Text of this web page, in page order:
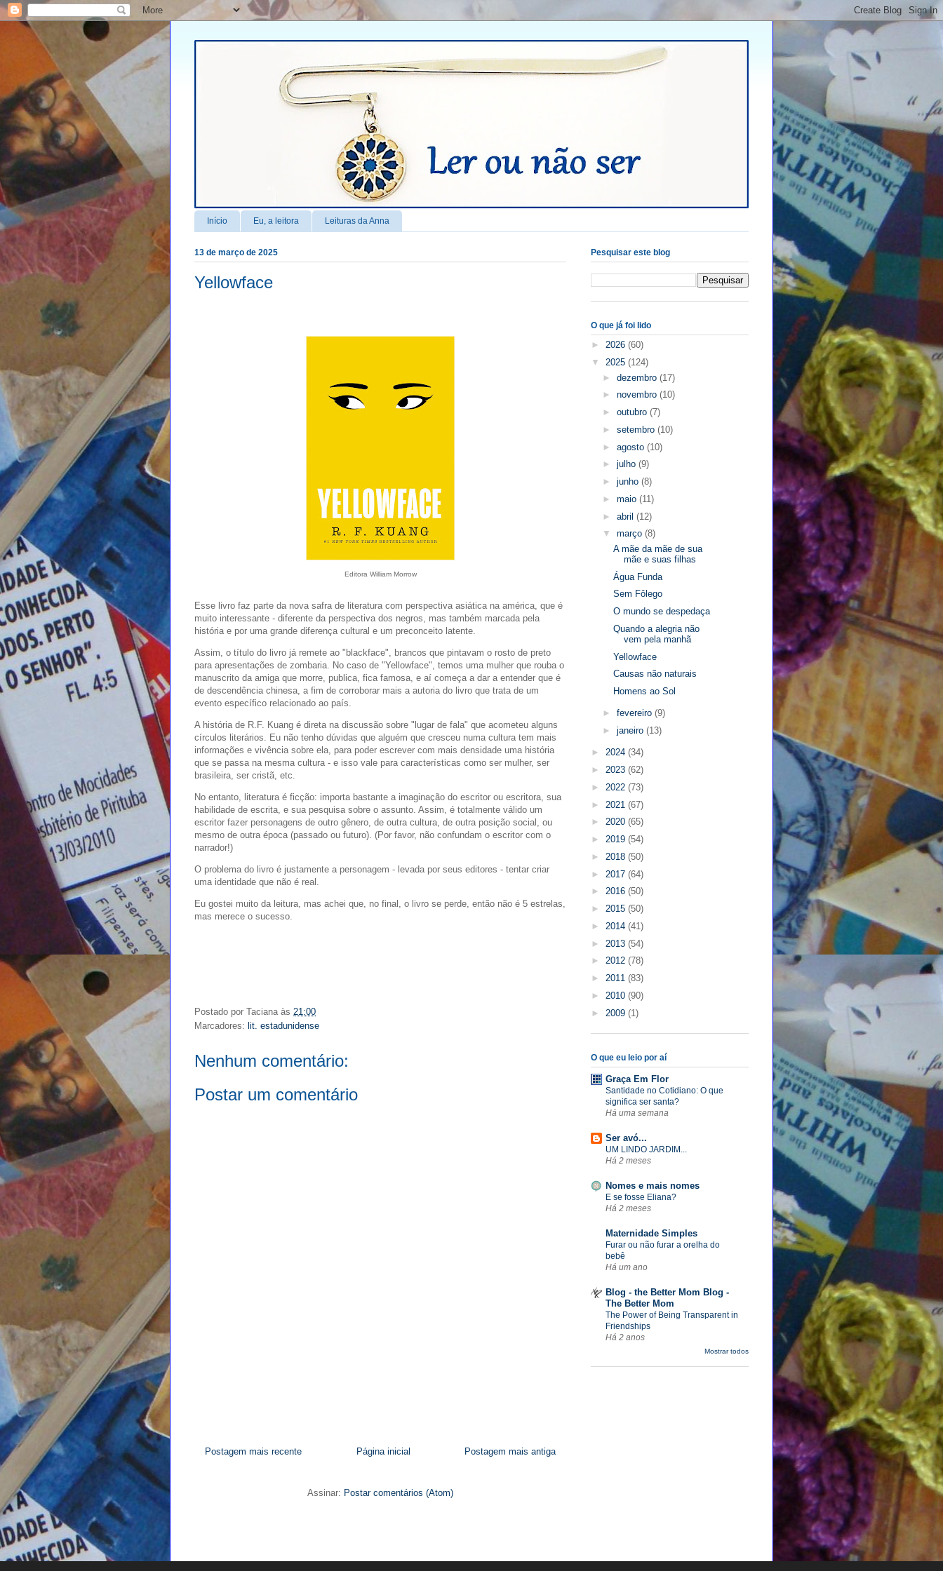
Início Eu, a leitora Leituras da Anna
13 de março de 2025
Yellowface
Editora William Morrow
Esse livro faz parte da nova safra de literatura com perspectiva asiática na américa, que é
muito interessante - diferente da perspectiva dos negros, mas também marcada pela
história e por uma grande diferença cultural e um preconceito latente.
Assim, o título do livro já remete ao "blackface", brancos que pintavam o rosto de preto
para apresentações de zombaria. No caso de "Yellowface", temos uma mulher que rouba o
manuscrito da amiga que morre, publica, fica famosa, e aí começa a dar a entender que é
de descendência chinesa, a fim de corroborar mais a autoria do livro que trata de um
evento específico relacionado ao país.
A história de R.F. Kuang é direta na discussão sobre "lugar de fala" que acometeu alguns
círculos literários. Eu não tenho dúvidas que alguém que cresceu numa cultura tem mais
informações e vivência sobre ela, para poder escrever com mais densidade uma história
que se passa na mesma cultura - e isso vale para características como ser mulher, ser
brasileira, ser cristã, etc.
No entanto, literatura é ficção: importa bastante a imaginação do escritor ou escritora, sua
habilidade de escrita, e sua pesquisa sobre o assunto. Assim, é totalmente válido um
escritor fazer personagens de outro gênero, de outra cultura, de outra posição social, ou
mesmo de outra época (passado ou futuro). (Por favor, não confundam o escritor com o
narrador!)
O problema do livro é justamente a personagem - levada por seus editores - tentar criar
uma identidade que não é real.
Eu gostei muito da leitura, mas achei que, no final, o livro se perde, então não é 5 estrelas,
mas merece o sucesso.
Postado por Taciana às 21:00
Marcadores: lit. estadunidense
Nenhum comentário:
Postar um comentário
Postagem mais recente Postagem mais antiga
Página inicial
Assinar: Postar comentários (Atom)
Pesquisar este blog
O que já foi lido
► 2026 (60)
▼ 2025 (124)
► dezembro (17)
► novembro (10)
► outubro (7)
► setembro (10)
► agosto (10)
► julho (9)
► junho (8)
► maio (11)
► abril (12)
▼ março (8)
A mãe da mãe de sua
mãe e suas filhas
Água Funda
Sem Fôlego
O mundo se despedaça
Quando a alegria não
vem pela manhã
Yellowface
Causas não naturais
Homens ao Sol
► fevereiro (9)
► janeiro (13)
► 2024 (34)
► 2023 (62)
► 2022 (73)
► 2021 (67)
► 2020 (65)
► 2019 (54)
► 2018 (50)
► 2017 (64)
► 2016 (50)
► 2015 (50)
► 2014 (41)
► 2013 (54)
► 2012 (78)
► 2011 (83)
► 2010 (90)
► 2009 (1)
O que eu leio por aí
Graça Em Flor
Santidade no Cotidiano: O que
significa ser santa?
Há uma semana
Ser avó...
UM LINDO JARDIM...
Há 2 meses
Nomes e mais nomes
E se fosse Eliana?
Há 2 meses
Maternidade Simples
Furar ou não furar a orelha do
bebê
Há um ano
Blog - the Better Mom Blog -
The Better Mom
The Power of Being Transparent in
Friendships
Há 2 anos
Mostrar todos